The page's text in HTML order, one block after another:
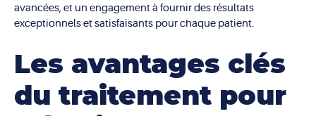
avancées, et un engagement à fournir des résultats
exceptionnels et satisfaisants pour chaque patient.
Les avantages clés
du traitement pour